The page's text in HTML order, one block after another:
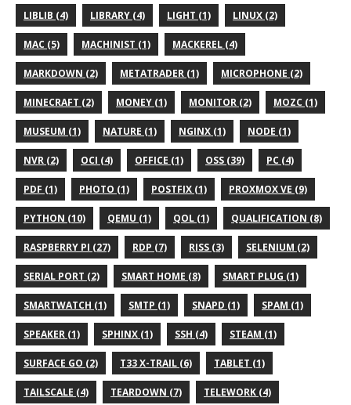
LIBLIB (4) LIBRARY (4) LIGHT (1) LINUX (2)
MAC (5) MACHINIST (1) MACKEREL (4)
MARKDOWN (2) METATRADER (1) MICROPHONE (2)
MINECRAFT (2) MONEY (1) MONITOR (2) MOZC (1)
MUSEUM (1) NATURE (1) NGINX (1) NODE (1)
NVR (2) OCI (4) OFFICE (1) OSS (39) PC (4)
PDF (1) PHOTO (1) POSTFIX (1) PROXMOX VE (9)
PYTHON (10) QEMU (1) QOL (1) QUALIFICATION (8)
RASPBERRY PI (27) RDP (7) RISS (3) SELENIUM (2)
SERIAL PORT (2) SMART HOME (8) SMART PLUG (1)
SMARTWATCH (1) SMTP (1) SNAPD (1) SPAM (1)
SPEAKER (1) SPHINX (1) SSH (4) STEAM (1)
SURFACE GO (2) T33 X-TRAIL (6) TABLET (1)
TAILSCALE (4) TEARDOWN (7) TELEWORK (4)